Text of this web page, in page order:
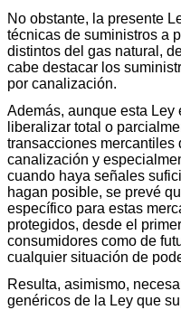
No obstante, la presente
técnicas de suministros a
distintos del gas natural,
cabe destacar los
por canalización.
Además, aunque esta
liberalizar total o
transacciones mercantiles
canalización y
cuando haya señales
hagan posible, se prevé
específico para estas
protegidos, desde el
consumidores como de
cualquier situación de
Resulta, asimismo,
genéricos de la Ley que